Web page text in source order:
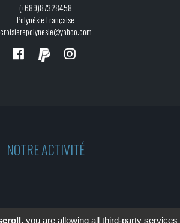
(+689)87328458
Polynésie Française
croisierepolynesie@yahoo.com
NOTRE ACTIVITÉ
you are allowing all third-party services